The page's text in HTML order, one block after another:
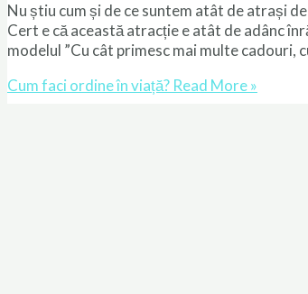
Nu știu cum și de ce suntem atât de atrași
Cert e că această atracție e atât de adânc
modelul ”Cu cât primesc mai multe cadouri,
Cum faci ordine în viață? Read More »